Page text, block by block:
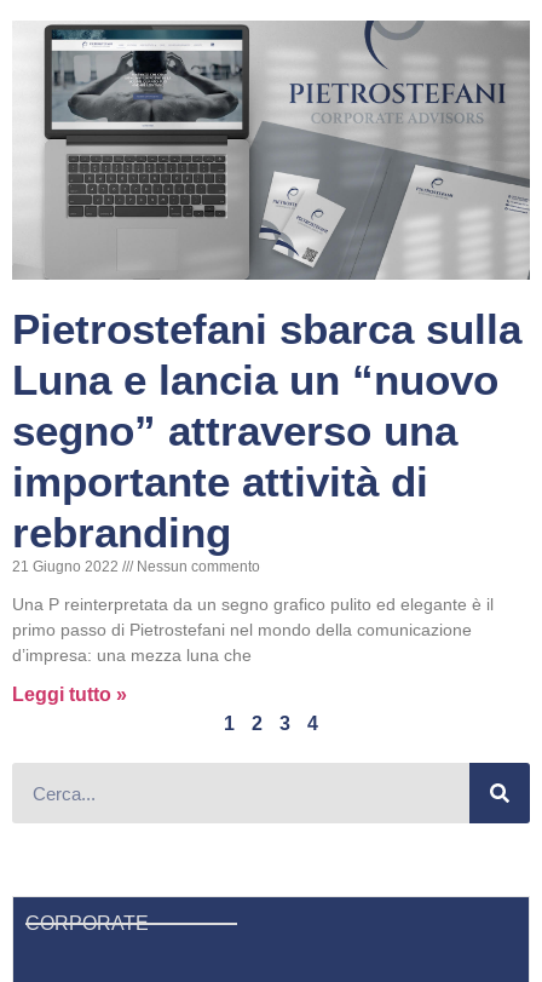
Pietrostefani sbarca sulla
Luna e lancia un “nuovo
segno” attraverso una
importante attività di
rebranding
21 Giugno 2022 Nessun commento
Una P reinterpretata da un segno grafico pulito ed elegante è il
primo passo di Pietrostefani nel mondo della comunicazione
d’impresa: una mezza luna che
Leggi tutto »
1
2 3 4
CORPORATE